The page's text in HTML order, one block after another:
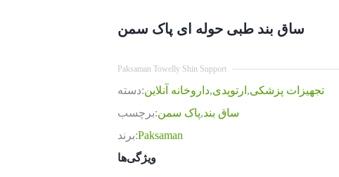
ساق بند طبی حوله ای پاک سمن
Paksaman Towelly Shin Support
دسته:داروخانه آنلاین,ارتوپدی ,تجهیزات پزشکی
برچسب:پاک سمن,ساق بند
برند:Paksaman
ویژگی‌ها